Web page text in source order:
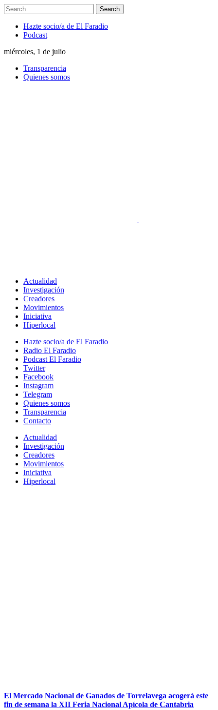
Hazte socio/a de El Faradio
Podcast
miércoles, 1 de julio
Transparencia
Quienes somos
Actualidad
Investigación
Creadores
Movimientos
Iniciativa
Hiperlocal
Hazte socio/a de El Faradio
Radio El Faradio
Podcast El Faradio
Twitter
Facebook
Instagram
Telegram
Quienes somos
Transparencia
Contacto
Actualidad
Investigación
Creadores
Movimientos
Iniciativa
Hiperlocal
El Mercado Nacional de Ganados de Torrelavega acogerá este
fin de semana la XII Feria Nacional Apícola de Cantabria